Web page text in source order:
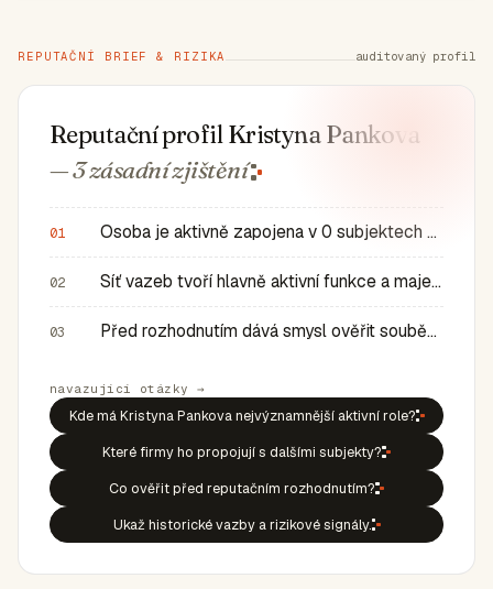
REPUTAČNÍ BRIEF & RIZIKA auditovaný profil
Reputační profil Kristyna Pankova
— 3 zásadnízjištění
01 Osoba je aktivně zapojena v 0 subjektech a má 0 historic…
02 Síť vazeb tvoří hlavně aktivní funkce a majetkové role v…
03 Před rozhodnutím dává smysl ověřit souběh rolí, historic…
navazující otázky →
Kde má Kristyna Pankova nejvýznamnější aktivní role?
Které firmy ho propojují s dalšími subjekty?
Co ověřit před reputačním rozhodnutím?
Ukaž historické vazby a rizikové signály.